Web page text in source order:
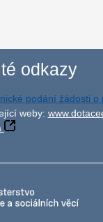
odkazy
podání žádosti o
weby: